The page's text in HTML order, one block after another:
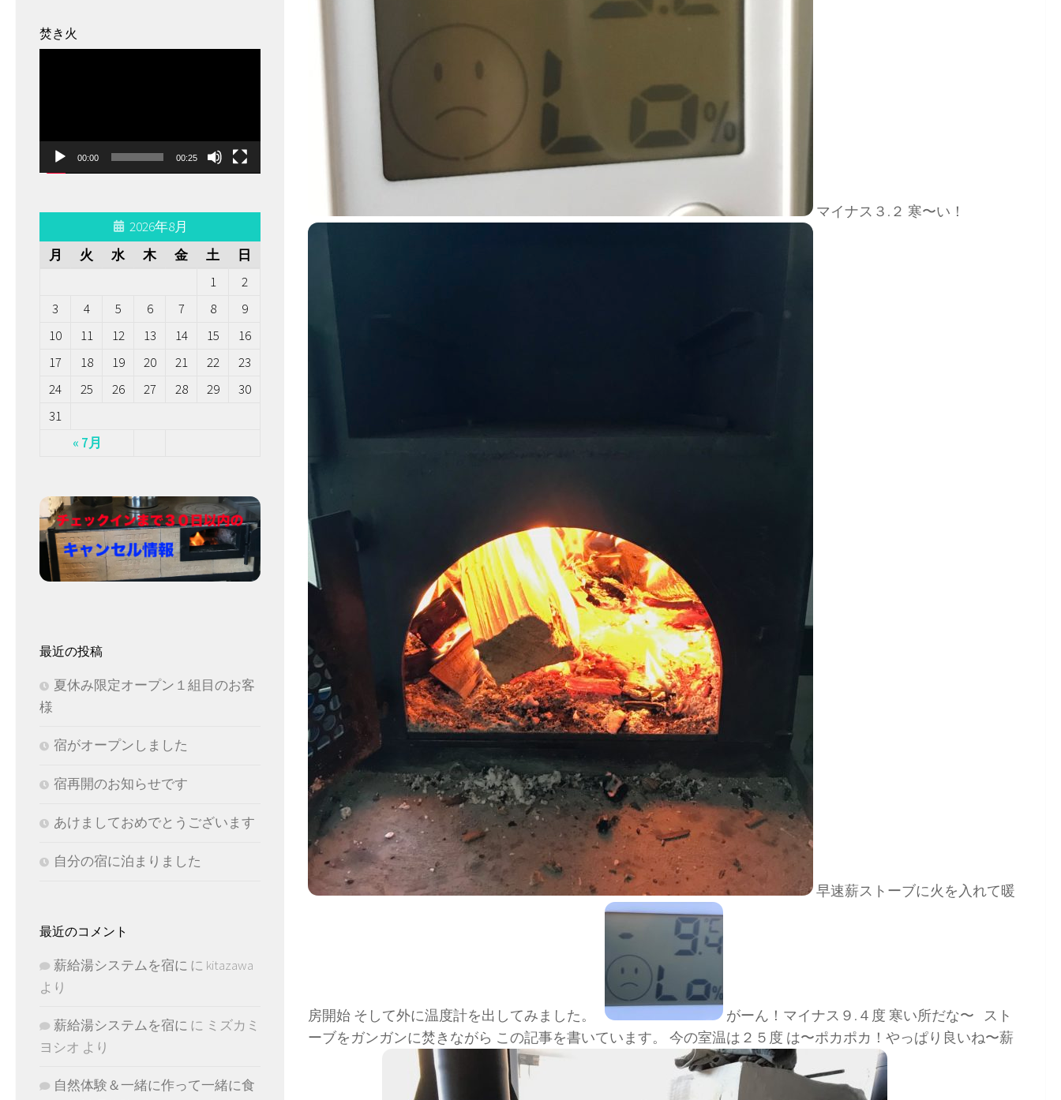
マイナス３.２ 寒〜い！
早速薪ストーブに火を入れて暖
房開始 そして外に温度計を出してみました。
がーん！マイナス９.４度 寒い所だな〜 スト
ーブをガンガンに焚きながら この記事を書いています。 今の室温は２５度 は〜ポカポカ！やっぱり良いね〜薪
焚き火
ー
00:00 00:25
2026年8月
月
火 水 木 金 土 日
« 7月
1
2
3
4 5 6 7 8
9
10
11 12 13 14 15
16
17
18 19 20 21 22
23
24
25 26 27 28 29
30
31
最近の投稿
夏休み限定オープン１組目のお客
様
宿がオープンしました
宿再開のお知らせです
あけましておめでとうございます
自分の宿に泊まりました
最近のコメント
薪給湯システムを宿に に kitazawa
より
薪給湯システムを宿に に ミズカミ
ヨシオ より
自然体験＆一緒に作って一緒に食